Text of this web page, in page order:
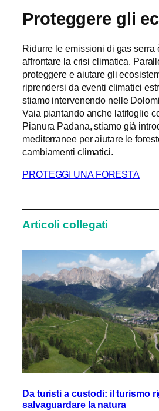
Proteggere gli
Ridurre le emissioni di gas serra
affrontare la crisi climatica.
proteggere e aiutare gli
riprendersi da eventi climatici
stiamo intervenendo nelle
Vaia piantando anche latifoglie
Pianura Padana, stiamo già
mediterranee per aiutare le
cambiamenti climatici.
PROTEGGI UNA FORESTA
Articoli collegati
Da turisti a custodi: il turismo
salvaguardare la natura